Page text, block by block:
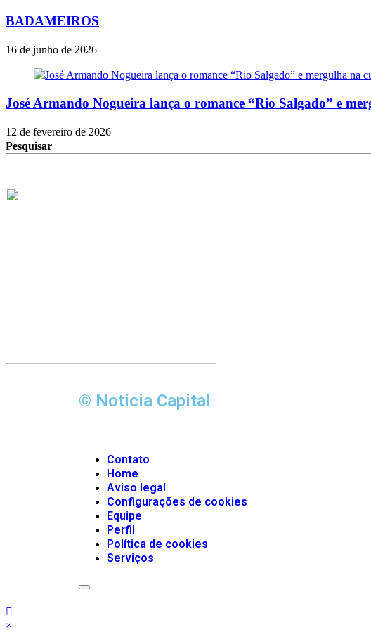
BADAMEIROS
16 de junho de 2026
José Armando Nogueira lança o romance “Rio Salgado” e
12 de fevereiro de 2026
Pesquisar
© Noticia Capital
Contato
Home
Aviso legal
Configurações de cookies
Equipe
Perfil
Política de cookies
Serviços
Menu
×